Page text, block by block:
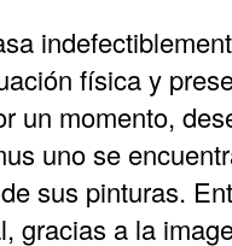
física y
un momento,
uno se
sus pinturas.
gracias a la